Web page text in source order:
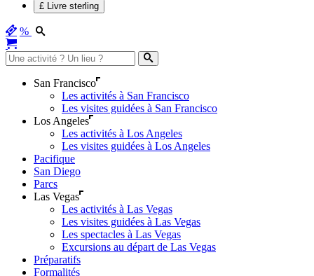
£ Livre sterling
%
San Francisco
Les activités à San Francisco
Les visites guidées à San Francisco
Los Angeles
Les activités à Los Angeles
Les visites guidées à Los Angeles
Pacifique
San Diego
Parcs
Las Vegas
Les activités à Las Vegas
Les visites guidées à Las Vegas
Les spectacles à Las Vegas
Excursions au départ de Las Vegas
Préparatifs
Formalités